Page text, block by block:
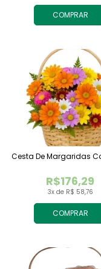
COMPRAR
COMPRAR
3x de R$ 58,76
R$176,29
Cesta De Margaridas